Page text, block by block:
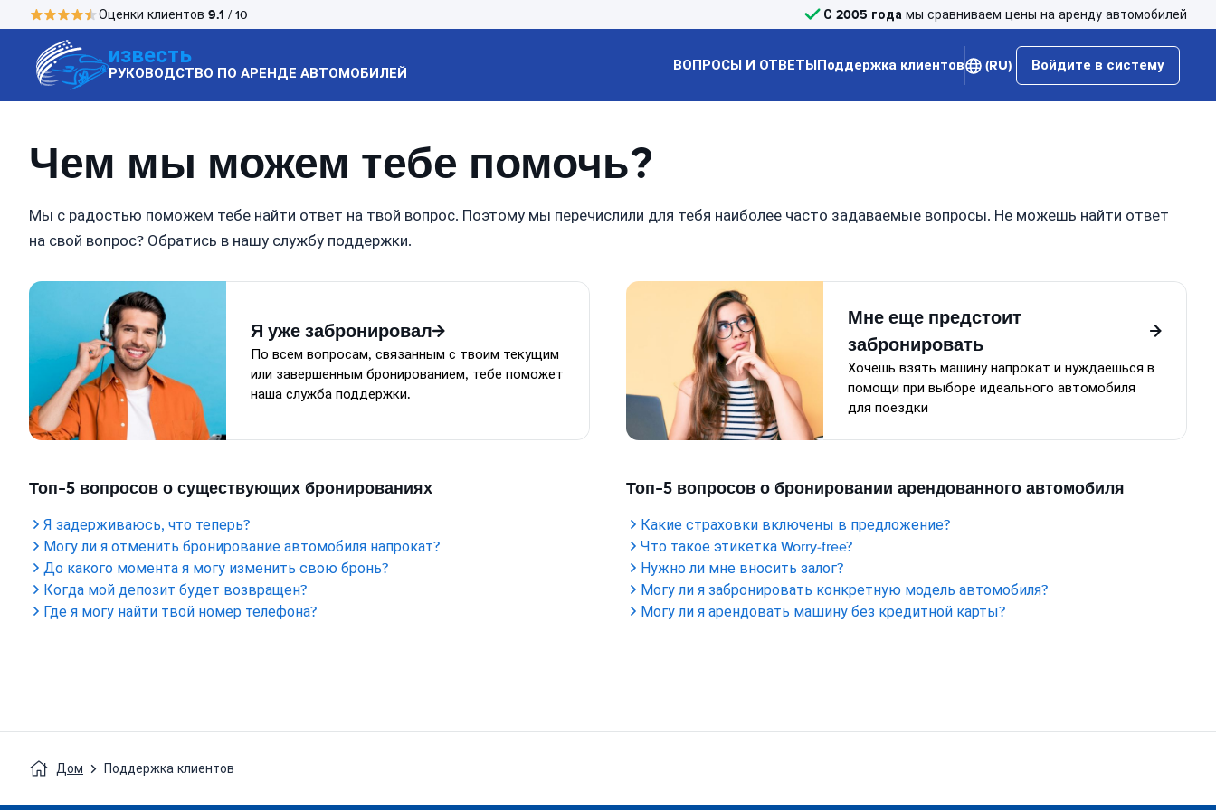
Оценки клиентов 9.1 / 10 С 2005 года мы сравниваем цены на аренду автомобилей
известь
РУКОВОДСТВО ПО АРЕНДЕ АВТОМОБИЛЕЙ ВОПРОСЫ И ОТВЕТЫПоддержка клиентов (RU) Войдите в систему
Чем мы можем тебе помочь?
Мы с радостью поможем тебе найти ответ на твой вопрос. Поэтому мы перечислили для тебя наиболее часто задаваемые вопросы. Не можешь найти ответ
на свой вопрос? Обратись в нашу службу поддержки.
Я уже забронировал
По всем вопросам, связанным с твоим текущим
или завершенным бронированием, тебе поможет
наша служба поддержки.
Мне еще предстоит
забронировать
Хочешь взять машину напрокат и нуждаешься в
помощи при выборе идеального автомобиля
для поездки
Топ-5 вопросов о существующих бронированиях
Я задерживаюсь, что теперь?
Могу ли я отменить бронирование автомобиля напрокат?
До какого момента я могу изменить свою бронь?
Когда мой депозит будет возвращен?
Где я могу найти твой номер телефона?
Топ-5 вопросов о бронировании арендованного автомобиля
Какие страховки включены в предложение?
Что такое этикетка Worry-free?
Нужно ли мне вносить залог?
Могу ли я забронировать конкретную модель автомобиля?
Могу ли я арендовать машину без кредитной карты?
Дом Поддержка клиентов